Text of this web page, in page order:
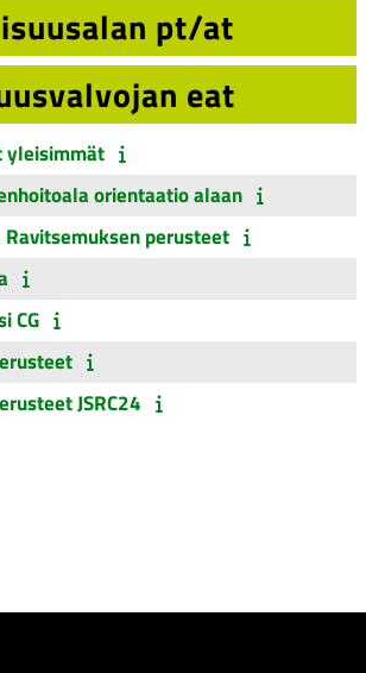
pt/at
eat
yleisimmät
orientaatio alaan
Ravitsemuksen perusteet
CG
JSRC24